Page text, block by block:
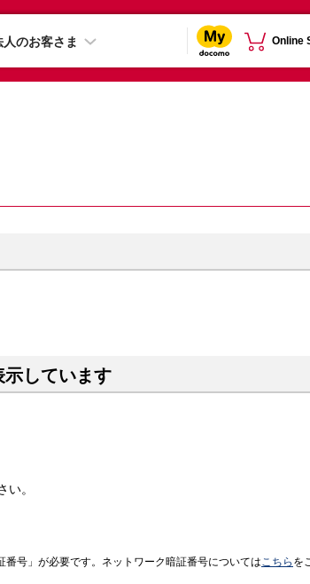
人のお客さま Online
しています
。
号」が必要です。ネットワーク暗証番号についてはこちら を